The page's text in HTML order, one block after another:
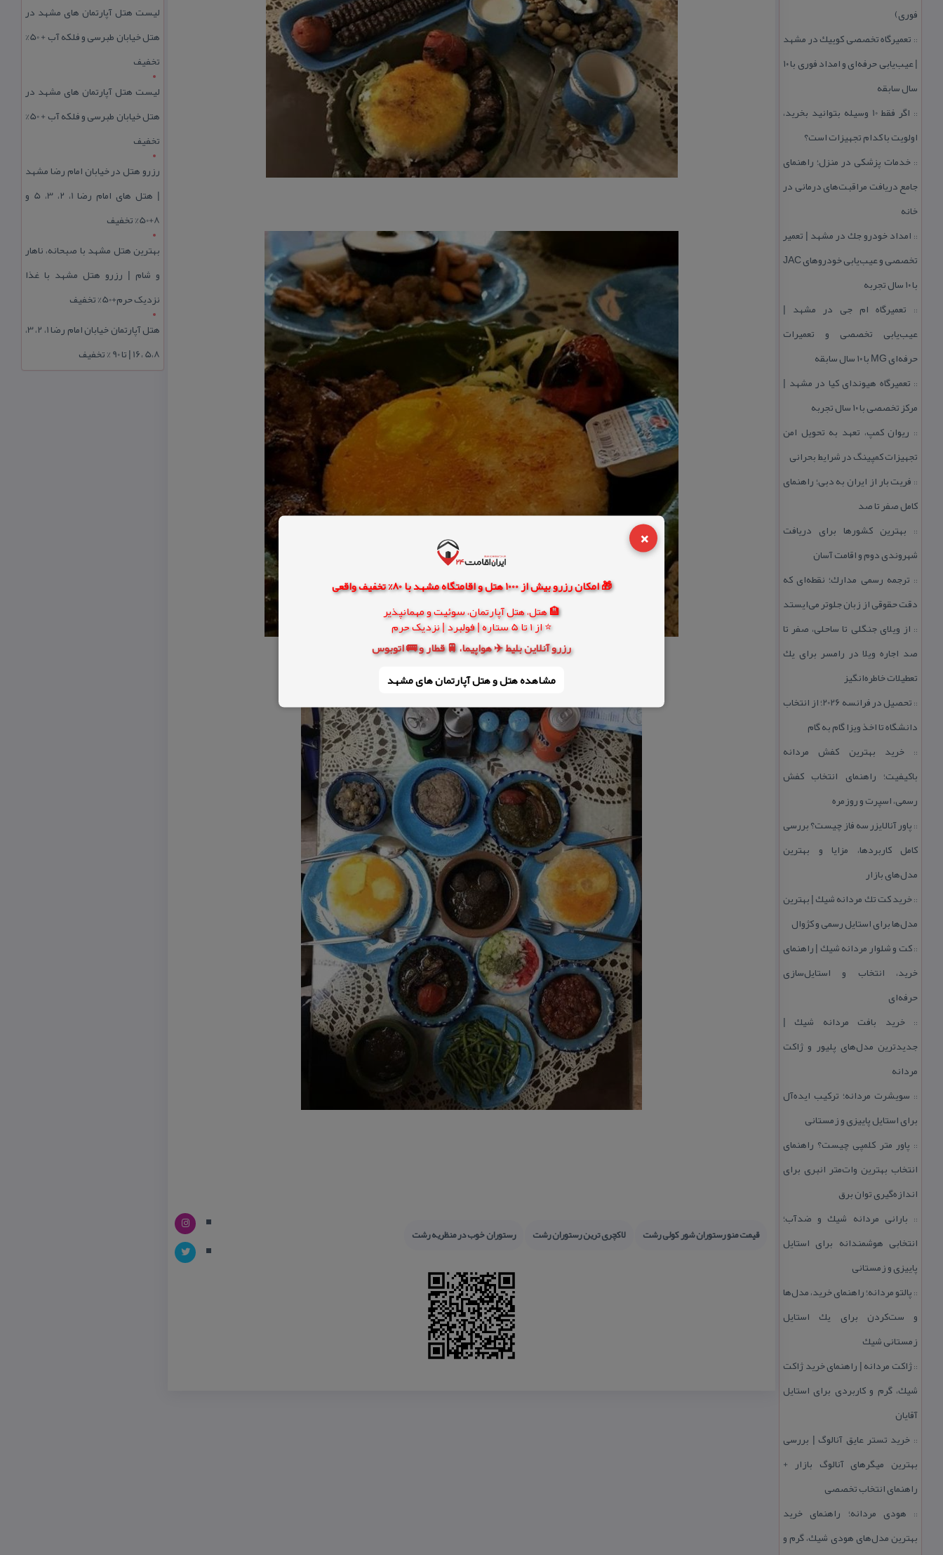
×
🎁 امکان رزرو بیش از 1000 هتل و اقامتگاه مشهد با 80% تخفیف واقعی
🏨 هتل، هتل آپارتمان، سوئیت و مهمانپذیر
⭐ از 1 تا 5 ستاره | فولبرد | نزدیک حرم
رزرو آنلاین بلیط ✈️ هواپیما، 🚆 قطار و 🚌 اتوبوس
مشاهده هتل و هتل‌ آپارتمان های مشهد
فوری)
:: تعمیرگاه تخصصی كوییك در مشهد
| عیب‌یابی حرفه‌ای و امداد فوری با ۱۰
سال سابقه
::
اگر فقط 10 وسیله بتوانید بخرید،
اولویت با كدام تجهیزات است؟
:: خدمات پزشكی در منزل؛ راهنمای
جامع دریافت مراقبت‌های درمانی در
خانه
:: امداد خودرو جك در مشهد | تعمیر
تخصصی و عیب‌یابی خودروهای JAC
با ۱۰ سال تجربه
:: تعمیرگاه ام جی در مشهد |
عیب‌یابی تخصصی و تعمیرات
حرفه‌ای MG با ۱۰ سال سابقه
:: تعمیرگاه هیوندای كیا در مشهد |
مركز تخصصی با ۱۰ سال تجربه
:: ریوان كمپ، تعهد به تحویل امن
تجهیزات كمپینگ در شرایط بحرانی
:: فریت بار از ایران به دبی؛ راهنمای
كامل صفر تا صد
:: بهترین كشورها برای دریافت
شهروندی دوم و اقامت آسان
:: ترجمه رسمی مدارك؛ نقطه‌ای كه
دقت حقوقی از زبان جلوتر می‌ایستد
:: از ویلای جنگلی تا ساحلی، صفر تا
صد اجاره ویلا در رامسر برای یك
تعطیلات خاطره‌انگیز
::
تحصیل در فرانسه 2026؛ از انتخاب
دانشگاه تا اخذ ویزا گام به گام
::خرید بهترین كفش مردانه
باكیفیت؛ راهنمای انتخاب كفش
رسمی، اسپرت و روزمره
:: پاور آنالایزر سه فاز چیست؟ بررسی
كامل كاربردها، مزایا و بهترین
مدل‌های بازار
::خرید كت تك مردانه شیك | بهترین
مدل‌ها برای استایل رسمی و كژوال
::كت و شلوار مردانه شیك | راهنمای
خرید، انتخاب و استایل‌سازی
حرفه‌ای
::خرید بافت مردانه شیك |
جدیدترین مدل‌های پلیور و ژاكت
مردانه
:: سویشرت مردانه؛ تركیب ایده‌آل
برای استایل پاییزی و زمستانی
:: پاور متر كلمپی چیست؟ راهنمای
انتخاب بهترین وات‌متر انبری برای
اندازه‌گیری توان برق
:: بارانی مردانه شیك و ضدآب؛
انتخابی هوشمندانه برای استایل
پاییزی و زمستانی
:: پالتو مردانه؛ راهنمای خرید، مدل‌ها
و ست‌كردن برای یك استایل
زمستانی شیك
::ژاكت مردانه | راهنمای خرید ژاكت
شیك، گرم و كاربردی برای استایل
آقایان
:: خرید تستر عایق آنالوگ | بررسی
بهترین میگرهای آنالوگ بازار +
راهنمای انتخاب تخصصی
:: هودی مردانه؛ راهنمای خرید
بهترین مدل‌های هودی شیك، گرم و
قیمت منو رستوران شور كولی رشت لاكچری ترین رستوران رشت رستوران خوب در منظریه رشت
لیست هتل آپارتمان های مشهد در
هتل خیابان طبرسی و فلکه آب + 50%
تخفیف
لیست هتل آپارتمان های مشهد در
هتل خیابان طبرسی و فلکه آب + 50%
تخفیف
رزرو هتل در خیابان امام رضا مشهد
| هتل‌ های امام رضا 1، 2، 3، 5 و
8+50% تخفیف
بهترین هتل مشهد با صبحانه، ناهار
و شام | رزرو هتل مشهد با غذا
نزدیک حرم+50% تخفیف
هتل آپارتمان خیابان امام رضا 1، 2، 3،
5،8 ،16 | تا 90 % تخفیف